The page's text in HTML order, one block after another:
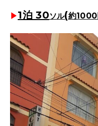
▶︎1泊 30ソル(約1000